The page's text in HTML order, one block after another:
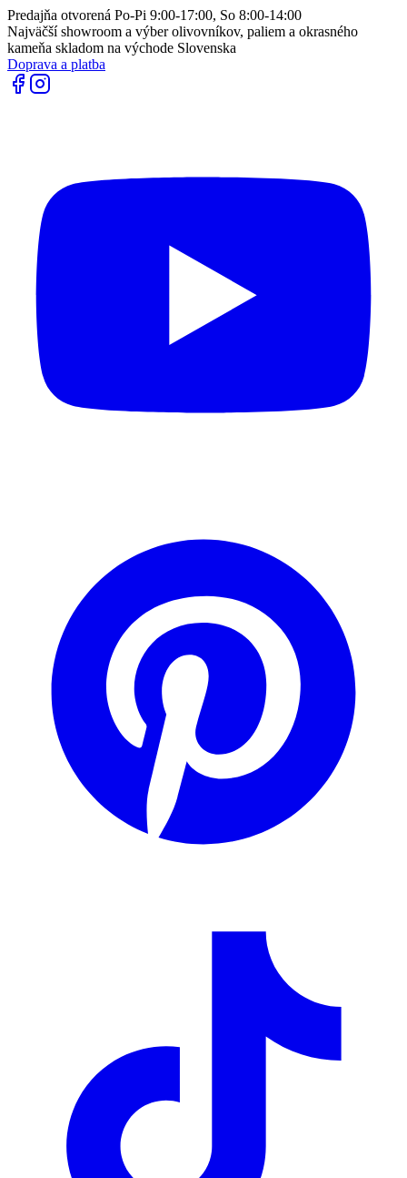
Predajňa otvorená Po-Pi 9:00-17:00, So 8:00-14:00
Najväčší showroom a výber olivovníkov, paliem a okrasného
kameňa skladom na východe Slovenska
Doprava a platba